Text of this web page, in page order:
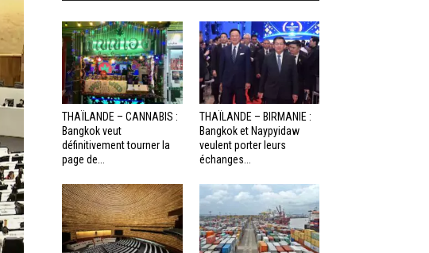
THAÏLANDE – CANNABIS :
Bangkok veut
définitivement tourner la
page de...
THAÏLANDE – BIRMANIE :
Bangkok et Naypyidaw
veulent porter leurs
échanges...